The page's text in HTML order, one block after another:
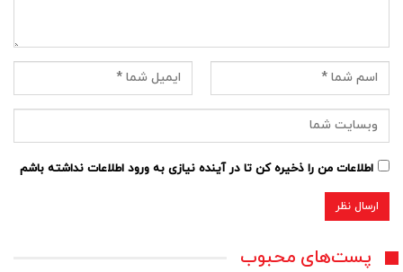
اطلاعات من را ذخیره کن تا در آینده نیازی به ورود اطلاعات نداشته باشم
پست‌های محبوب